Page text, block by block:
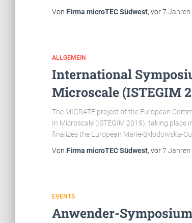
Von Firma microTEC Südwest, vor7 Jahren
ALLGEMEIN
International
Microscale (ISTEGIM
The MIGRATE project of the European
In Microscale (ISTEGIM 2019), taking place
finalizes the European Marie-Sklodowska-
Von Firma microTEC Südwest, vor7 Jahren
EVENTS
Anwender-